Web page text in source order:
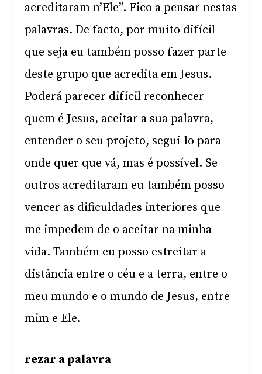
acreditaram n’Ele”. Fico a pensar nestas
palavras. De facto, por muito difícil
que seja eu também posso fazer parte
deste grupo que acredita em Jesus.
Poderá parecer difícil reconhecer
quem é Jesus, aceitar a sua palavra,
entender o seu projeto, segui-lo para
onde quer que vá, mas é possível. Se
outros acreditaram eu também posso
vencer as dificuldades interiores que
me impedem de o aceitar na minha
vida. Também eu posso estreitar a
distância entre o céu e a terra, entre o
meu mundo e o mundo de Jesus, entre
mim e Ele.
rezar a palavra